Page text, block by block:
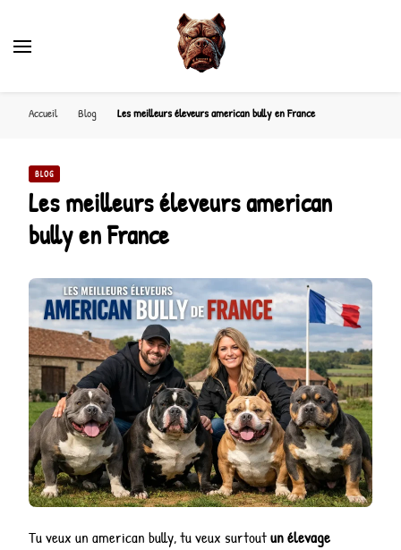
Accueil Blog Les meilleurs éleveurs american bully en France
BLOG
Les meilleurs éleveurs american
bully en France
Tu veux un american bully, tu veux surtoutun élevage